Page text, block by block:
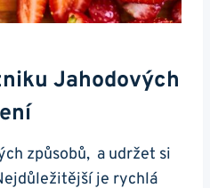
Jahodových
způsobů, ‍ a udržet⁢ si
je ‍rychlá